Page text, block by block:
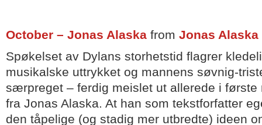
October – Jonas Alaska from Jonas Alaska
Spøkelset av Dylans storhetstid flagrer
musikalske uttrykket og mannens søvnig-
særpreget – ferdig meislet ut allerede i første
fra Jonas Alaska. At han som tekstforfatter
den tåpelige (og stadig mer utbredte) ideen